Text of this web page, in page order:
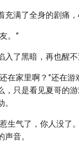
充满了全身的剧痛，
。”
入了黑暗，再也醒不
在家里啊？”还在游
，只是看见夏哥的
生气了，你人没了
音。